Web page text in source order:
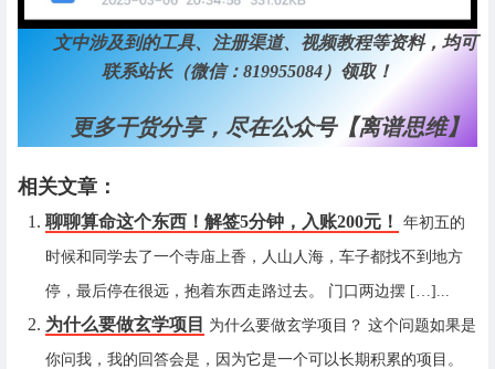
文中涉及到的工具、注册渠道、视频教程等资料，均可
联系站长（微信：819955084）领取！
更多干货分享，尽在公众号【离谱思维】
相关文章：
聊聊算命这个东西！解签5分钟，入账200元！ 年初五的
时候和同学去了一个寺庙上香，人山人海，车子都找不到地方
停，最后停在很远，抱着东西走路过去。 门口两边摆 […]...
为什么要做玄学项目 为什么要做玄学项目？ 这个问题如果是
你问我，我的回答会是，因为它是一个可以长期积累的项目。